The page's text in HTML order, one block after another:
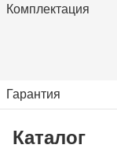
Комплектация
Гарантия
Каталог